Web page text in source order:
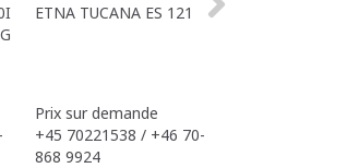
ETNA TUCANA ES 121
Prix sur demande
+45 70221538 / +46 70-
868 9924